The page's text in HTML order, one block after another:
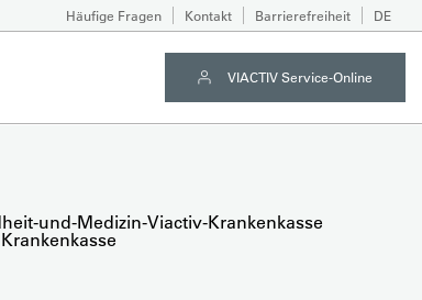
Häufige Fragen Kontakt Barrierefreiheit DE
VIACTIV Service-Online